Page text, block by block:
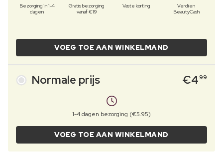
Bezorging in 1-4
dagen
Gratis bezorging
vanaf €19
Vaste korting
Verdien
BeautyCash
VOEG TOE AAN WINKELMAND
Normale prijs €499
1-4 dagen bezorging (€5.95)
VOEG TOE AAN WINKELMAND